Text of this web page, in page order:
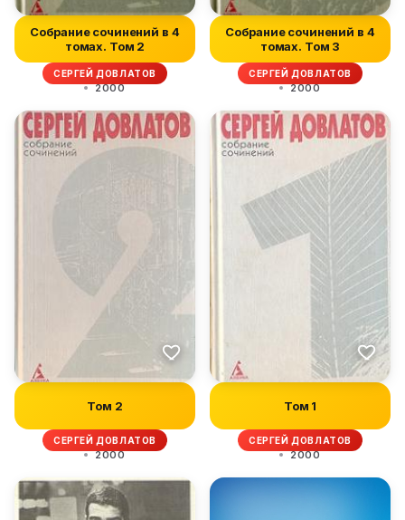
Собрание сочинений в 4
томах. Том 2
СЕРГЕЙ ДОВЛАТОВ
2000
Собрание сочинений в 4
томах. Том 3
СЕРГЕЙ ДОВЛАТОВ
2000
Том 2
СЕРГЕЙ ДОВЛАТОВ
2000
Том 1
СЕРГЕЙ ДОВЛАТОВ
2000